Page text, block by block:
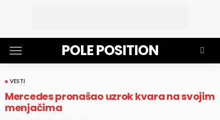
POLE POSITION
VESTI
Mercedes pronašao uzrok kvara na svojim
menjačima